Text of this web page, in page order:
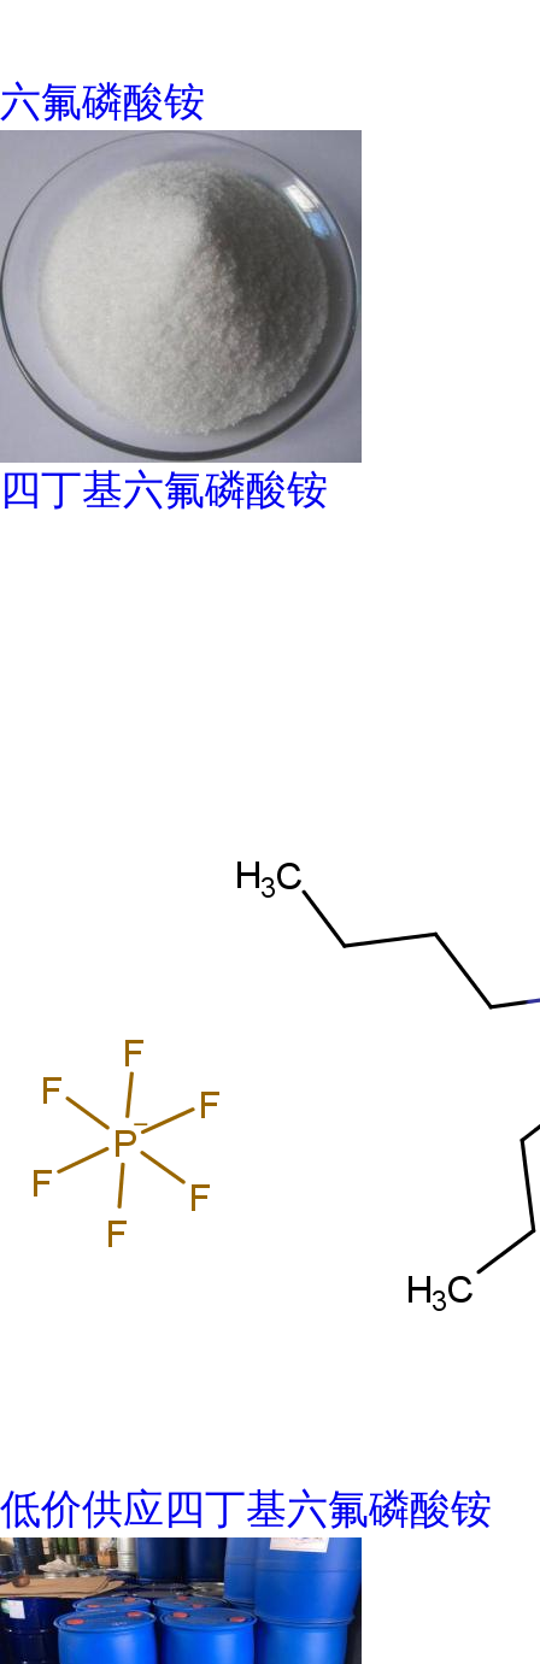
六氟磷酸铵
四丁基六氟磷酸铵
低价供应四丁基六氟磷酸铵